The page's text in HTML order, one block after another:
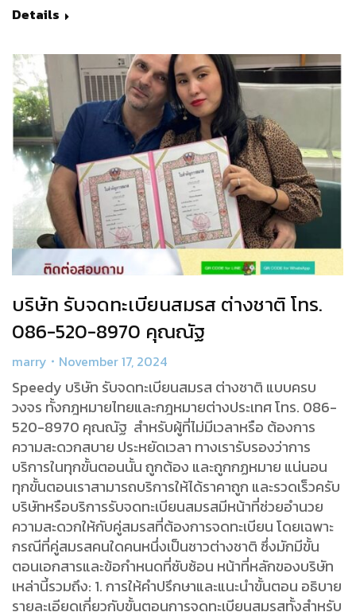
Details
บริษัท รับจดทะเบียนสมรส ต่างชาติ โทร.
086-520-8970 คุณณัฐ
marry November 17, 2024
Speedy บริษัท รับจดทะเบียนสมรส ต่างชาติ แบบครบ
วงจร ทั้งกฎหมายไทยและกฎหมายต่างประเทศ โทร. 086-
520-8970 คุณณัฐ สำหรับผู้ที่ไม่มีเวลาหรือ ต้องการ
ความสะดวกสบาย ประหยัดเวลา ทางเรารับรองว่าการ
บริการในทุกขั้นตอนนั้น ถูกต้อง และถูกกฏหมาย แน่นอน
ทุกขั้นตอนเราสามารถบริการให้ได้ราคาถูก และรวดเร็วครับ
บริษัทหรือบริการรับจดทะเบียนสมรสมีหน้าที่ช่วยอำนวย
ความสะดวกให้กับคู่สมรสที่ต้องการจดทะเบียน โดยเฉพาะ
กรณีที่คู่สมรสคนใดคนหนึ่งเป็นชาวต่างชาติ ซึ่งมักมีขั้น
ตอนเอกสารและข้อกำหนดที่ซับซ้อน หน้าที่หลักของบริษัท
เหล่านี้รวมถึง: 1. การให้คำปรึกษาและแนะนำขั้นตอน อธิบาย
รายละเอียดเกี่ยวกับขั้นตอนการจดทะเบียนสมรสทั้งสำหรับ